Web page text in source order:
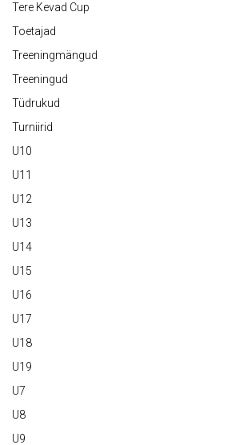
Tere Kevad Cup
Toetajad
Treeningmängud
Treeningud
Tüdrukud
Turniirid
U10
U11
U12
U13
U14
U15
U16
U17
U18
U19
U7
U8
U9